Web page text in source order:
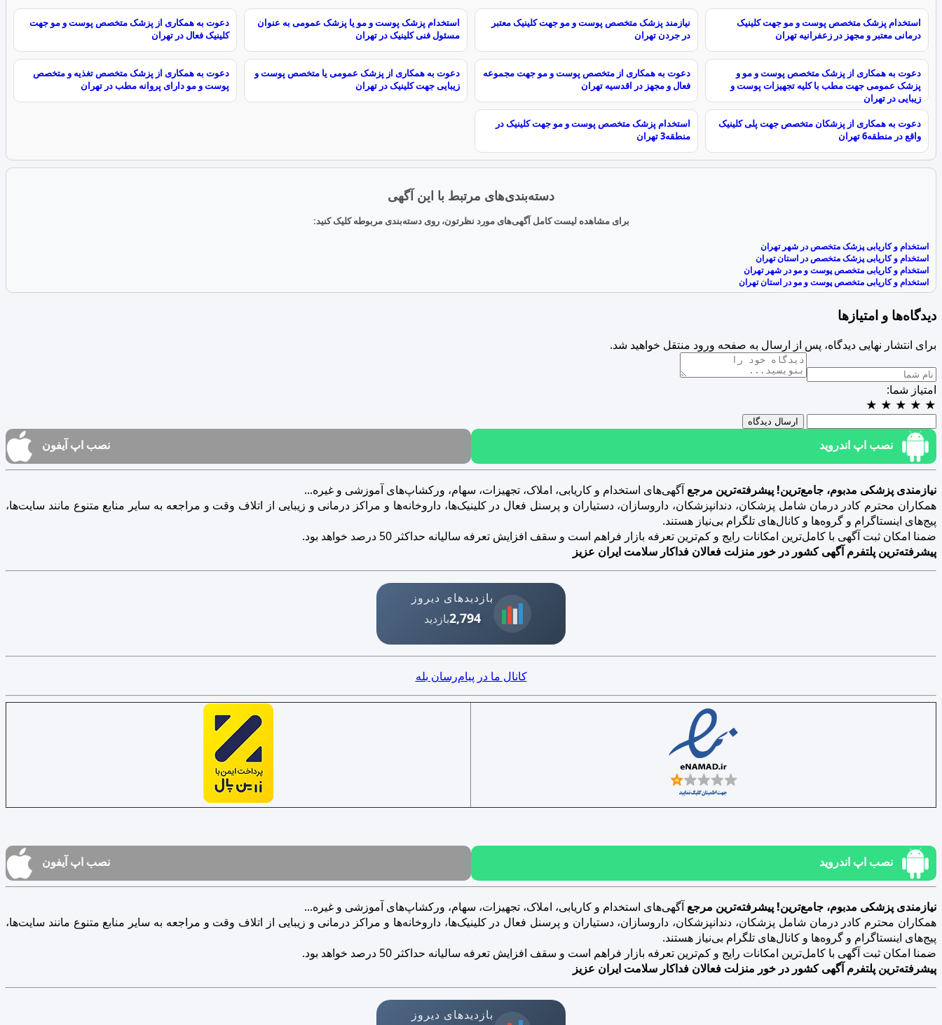
استخدام پزشک متخصص پوست و مو جهت کلینیک
درمانی معتبر و مجهز در زعفرانیه تهران
نیازمند پزشک متخصص پوست و مو جهت کلینیک معتبر
در جردن تهران
استخدام پزشک پوست و مو یا پزشک عمومی به عنوان
مسئول فنی کلینیک در تهران
دعوت به همکاری از پزشک متخصص پوست و مو جهت
کلینیک فعال در تهران
دعوت به همکاری از پزشک متخصص پوست و مو و
پزشک عمومی جهت مطب با کلیه تجهیزات پوست و
زیبایی در تهران
دعوت به همکاری از متخصص پوست و مو جهت مجموعه
فعال و مجهز در اقدسیه تهران
دعوت به همکاری از پزشک عمومی یا متخصص پوست و
زیبایی جهت کلینیک در تهران
دعوت به همکاری از پزشک متخصص تغذیه و متخصص
پوست و مو دارای پروانه مطب در تهران
دعوت به همکاری از پزشکان متخصص جهت پلی کلینیک
واقع در منطقه6 تهران
استخدام پزشک متخصص پوست و مو جهت کلینیک در
منطقه3 تهران
دسته‌بندی‌های مرتبط با این آگهی
برای مشاهده لیست کامل آگهی‌های مورد نظرتون، روی دسته‌بندی مربوطه کلیک کنید:
استخدام و کاریابی پزشک متخصص در شهر تهران
استخدام و کاریابی پزشک متخصص در استان تهران
استخدام و کاریابی متخصص پوست و مو در شهر تهران
استخدام و کاریابی متخصص پوست و مو در استان تهران
دیدگاه‌ها و امتیازها
برای انتشار نهایی دیدگاه، پس از ارسال به صفحه ورود منتقل خواهید شد.
امتیاز شما:
★
★
★
★
★
ارسال دیدگاه
نصب اپ اندروید نصب اپ آیفون
نیازمندی پزشکی مدبوم، جامع‌ترین! پیشرفته‌ترین مرجع آگهی‌های استخدام و کاریابی، املاک، تجهیزات، سهام، ورکشاپ‌های آموزشی و غیره...
همکاران محترم کادر درمان شامل پزشکان، دندانپزشکان، داروسازان، دستیاران و پرسنل فعال در کلینیک‌ها، داروخانه‌ها و مراکز درمانی و زیبایی از اتلاف وقت و مراجعه به سایر منابع متنوع مانند سایت‌ها،
پیج‌های اینستاگرام و گروه‌ها و کانال‌های تلگرام بی‌نیاز هستند.
ضمنا امکان ثبت آگهی با کامل‌ترین امکانات رایج و کم‌ترین تعرفه بازار فراهم است و سقف افزایش تعرفه سالیانه حداکثر 50 درصد خواهد بود.
پیشرفته‌ترین پلتفرم آگهی کشور در خور منزلت فعالان فداکار سلامت ایران عزیز
بازدیدهای دیروز
2,794بازدید
کانال ما در پیام‌رسان بله
نصب اپ اندروید نصب اپ آیفون
نیازمندی پزشکی مدبوم، جامع‌ترین! پیشرفته‌ترین مرجع آگهی‌های استخدام و کاریابی، املاک، تجهیزات، سهام، ورکشاپ‌های آموزشی و غیره...
همکاران محترم کادر درمان شامل پزشکان، دندانپزشکان، داروسازان، دستیاران و پرسنل فعال در کلینیک‌ها، داروخانه‌ها و مراکز درمانی و زیبایی از اتلاف وقت و مراجعه به سایر منابع متنوع مانند سایت‌ها،
پیج‌های اینستاگرام و گروه‌ها و کانال‌های تلگرام بی‌نیاز هستند.
ضمنا امکان ثبت آگهی با کامل‌ترین امکانات رایج و کم‌ترین تعرفه بازار فراهم است و سقف افزایش تعرفه سالیانه حداکثر 50 درصد خواهد بود.
پیشرفته‌ترین پلتفرم آگهی کشور در خور منزلت فعالان فداکار سلامت ایران عزیز
بازدیدهای دیروز